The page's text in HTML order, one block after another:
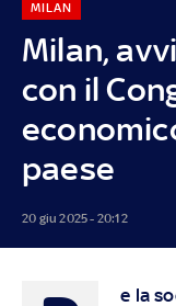
Milan,
con il
paese
MILAN
20 giu 2025 - 20:12
e la